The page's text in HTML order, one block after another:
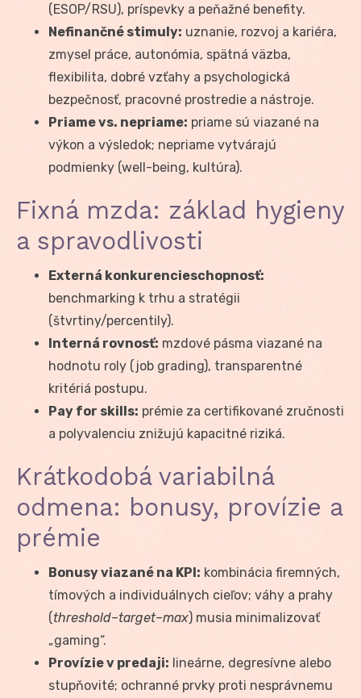
(ESOP/RSU), príspevky a peňažné benefity.
Nefinančné stimuly: uznanie, rozvoj a kariéra,
zmysel práce, autonómia, spätná väzba,
flexibilita, dobré vzťahy a psychologická
bezpečnosť, pracovné prostredie a nástroje.
Priame vs. nepriame: priame sú viazané na
výkon a výsledok; nepriame vytvárajú
podmienky (well-being, kultúra).
Fixná mzda: základ hygieny
a spravodlivosti
Externá konkurencieschopnosť:
benchmarking k trhu a stratégii
(štvrtiny/percentily).
Interná rovnosť: mzdové pásma viazané na
hodnotu roly (job grading), transparentné
kritériá postupu.
Pay for skills: prémie za certifikované zručnosti
a polyvalenciu znižujú kapacitné riziká.
Krátkodobá variabilná
odmena: bonusy, provízie a
prémie
Bonusy viazané na KPI: kombinácia firemných,
tímových a individuálnych cieľov; váhy a prahy
(threshold–target–max) musia minimalizovať
„gaming“.
Provízie v predaji: lineárne, degresívne alebo
stupňovité; ochranné prvky proti nesprávnemu